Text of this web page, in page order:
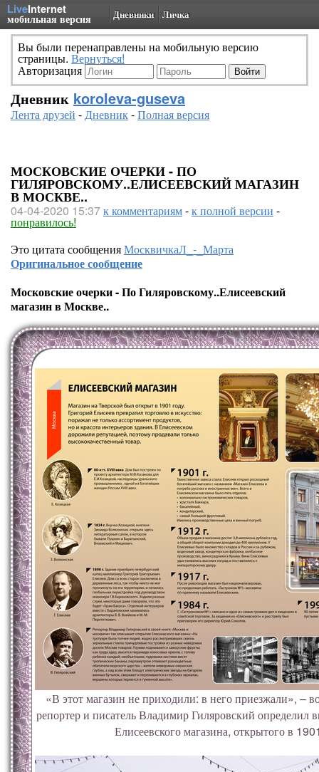
LiveInternet
мобильная версия Дневники Личка
Вы были перенаправлены на мобильную версию
страницы. Вернуться!
Авторизация
Дневник koroleva-guseva
Лента друзей -Дневник-Полная версия
МОСКОВСКИЕ ОЧЕРКИ - ПО
ГИЛЯРОВСКОМУ..ЕЛИСЕЕВСКИЙ МАГАЗИН
В МОСКВЕ..
04-04-2020 15:37к комментариям-к полной версии -
понравилось!
Это цитата сообщенияМосквичкаЛ_-_Марта
Оригинальное сообщение
Московские очерки - По Гиляровскому..Елисеевский
магазин в Москве..
«В этот магазин не приходили: в него приезжали», –
репортер и писатель Владимир Гиляровский определил
Елисеевского магазина, открытого в